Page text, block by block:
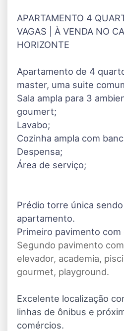
APARTAMENTO 4
VAGAS | À VENDA NO
HORIZONTE
Apartamento de 4
master, uma suite
Sala ampla para 3
goumert;
Lavabo;
Cozinha ampla com
Despensa;
Área de serviço;
Prédio torre única
apartamento.
Primeiro pavimento com
Segundo pavimento
elevador, academia,
gourmet, playground.
Excelente localização
linhas de ônibus e
comércios.